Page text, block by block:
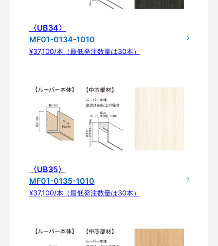
〈UB34〉
MF01-0134-1010
¥37,100/本（最低発注数量は30本）
〈UB35〉
MF01-0135-1010
¥37,100/本（最低発注数量は30本）